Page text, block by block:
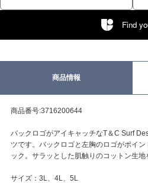
Find
商品情報
商品番号:3716200644
バックロゴがアイキャッチなT＆C Surf
ツです。バックロゴと左胸のロゴがポイ
ック。サラッとした肌触りのコットン生地
サイズ：3L、4L、5L